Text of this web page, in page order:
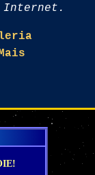
Internet.